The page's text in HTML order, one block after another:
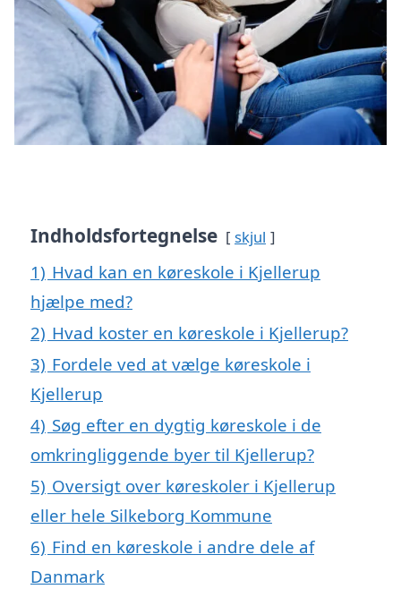
Indholdsfortegnelse skjul
1) Hvad kan en køreskole i Kjellerup
hjælpe med?
2) Hvad koster en køreskole i Kjellerup?
3) Fordele ved at vælge køreskole i
Kjellerup
4) Søg efter en dygtig køreskole i de
omkringliggende byer til Kjellerup?
5) Oversigt over køreskoler i Kjellerup
eller hele Silkeborg Kommune
6) Find en køreskole i andre dele af
Danmark